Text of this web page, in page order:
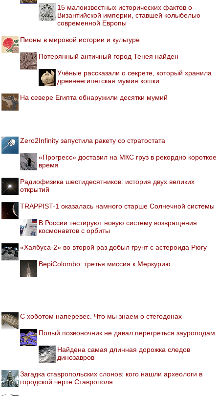
15 малоизвестных исторических фактов о
Византийской империи, ставшей колыбелью
современной Европы
Пионы в мировой истории и культуре
Потерянный античный город Тенея найден
Учёные рассказали о секрете, который хранила
древнеегипетская мумия кошки
На севере Египта обнаружили десятки мумий
Zero2Infinity запустила ракету со стратостата
«Прогресс» доставил на МКС груз в рекордно короткое
время
Радиофизика шестидесятников: история двух великих
открытий
TRAPPIST-1 оказалась намного старше Солнечной системы
В России тестируют новую систему возвращения
космонавтов с орбиты
«Хаябуса-2» во второй раз добыл грунт с астероида Рюгу
BepiColombo: третья миссия к Меркурию
С хоботом наперевес. Что мы знаем о стегодонах
Полый позвоночник не давал перегреться зауроподам
Найдена самая длинная дорожка следов
динозавров
Загадка ставропольских слонов: кого нашли археологи в
городской черте Ставрополя